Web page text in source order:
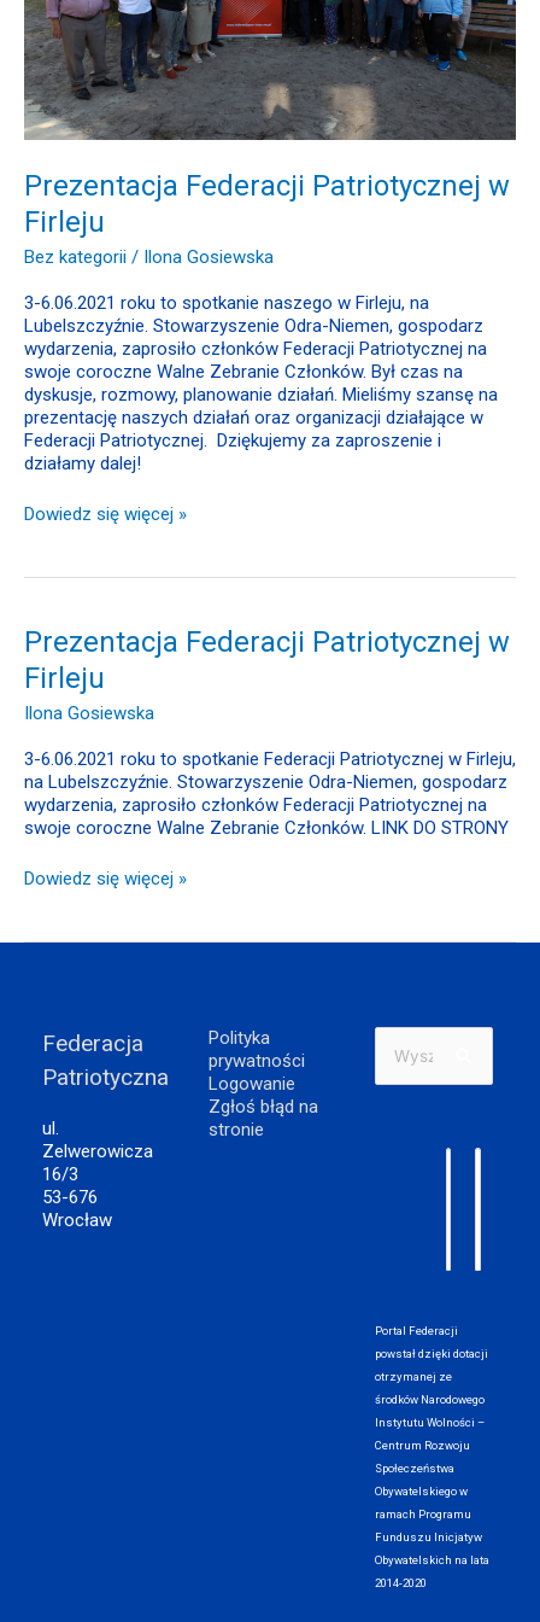
Prezentacja Federacji Patriotycznej w
Firleju
Bez kategorii / Ilona Gosiewska
3-6.06.2021 roku to spotkanie naszego w Firleju, na
Lubelszczyźnie. Stowarzyszenie Odra-Niemen, gospodarz
wydarzenia, zaprosiło członków Federacji Patriotycznej na
swoje coroczne Walne Zebranie Członków. Był czas na
dyskusje, rozmowy, planowanie działań. Mieliśmy szansę na
prezentację naszych działań oraz organizacji działające w
Federacji Patriotycznej. Dziękujemy za zaproszenie i
działamy dalej!
Dowiedz się więcej »
Prezentacja Federacji Patriotycznej w
Firleju
Ilona Gosiewska
3-6.06.2021 roku to spotkanie Federacji Patriotycznej w Firleju,
na Lubelszczyźnie. Stowarzyszenie Odra-Niemen, gospodarz
wydarzenia, zaprosiło członków Federacji Patriotycznej na
swoje coroczne Walne Zebranie Członków. LINK DO STRONY
Prezentacja
Federacji
Patriotycznej
w
Firleju
Dowiedz się więcej »
Federacja
Patriotyczna
ul.
Zelwerowicza
16/3
53-676
Wrocław
Polityka
prywatności
Logowanie
Zgłoś błąd na
stronie
Szukaj
Portal Federacji
powstał dzięki dotacji
otrzymanej ze
środków Narodowego
Instytutu Wolności –
Centrum Rozwoju
Społeczeństwa
Obywatelskiego w
ramach Programu
Funduszu Inicjatyw
Obywatelskich na lata
2014-2020